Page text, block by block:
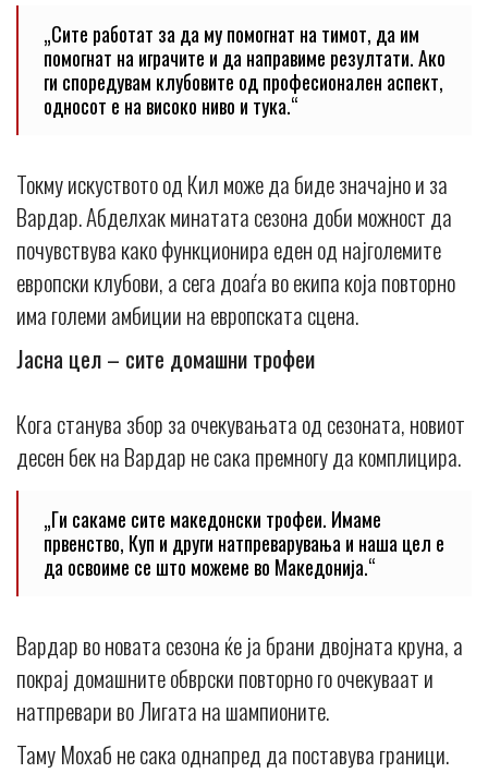
„Сите работат за да му помогнат на тимот, да им
помогнат на играчите и да направиме резултати. Ако
ги споредувам клубовите од професионален аспект,
односот е на високо ниво и тука.“
Токму искуството од Кил може да биде значајно и за
Вардар. Абделхак минатата сезона доби можност да
почувствува како функционира еден од најголемите
европски клубови, а сега доаѓа во екипа која повторно
има големи амбиции на европската сцена.
Јасна цел – сите домашни трофеи
Кога станува збор за очекувањата од сезоната, новиот
десен бек на Вардар не сака премногу да комплицира.
„Ги сакаме сите македонски трофеи. Имаме
првенство, Куп и други натпреварувања и наша цел е
да освоиме се што можеме во Македонија.“
Вардар во новата сезона ќе ја брани двојната круна, а
покрај домашните обврски повторно го очекуваат и
натпревари во Лигата на шампионите.
Таму Мохаб не сака однапред да поставува граници.